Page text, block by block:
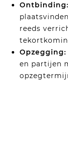
Ontbinding:
reeds
Opzegging:
en partijen